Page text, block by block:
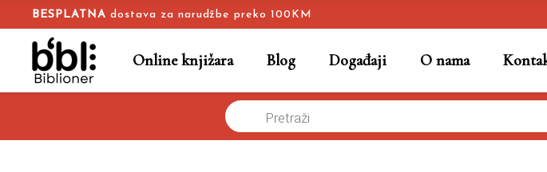
BESPLATNA dostava za narudžbe preko 100KM
Online knjižara Blog Događaji O nama
Products
search